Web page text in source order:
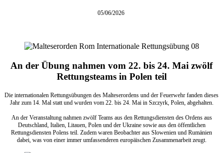
05/06/2026
An der Übung nahmen vom 22. bis 24. Mai zwölf
Rettungsteams in Polen teil
Die internationalen Rettungsübungen des Malteserordens und der Feuerwehr fanden dieses
Jahr zum 14. Mal statt und wurden vom 22. bis 24. Mai in Szczyrk, Polen, abgehalten.
An der Veranstaltung nahmen zwölf Teams aus den Rettungsdiensten des Ordens aus
Deutschland, Italien, Litauen, Polen und der Ukraine sowie aus den öffentlichen
Rettungsdiensten Polens teil. Zudem waren Beobachter aus Slowenien und Rumänien
dabei, was von einer immer umfassenderen europäischen Zusammenarbeit zeugt.